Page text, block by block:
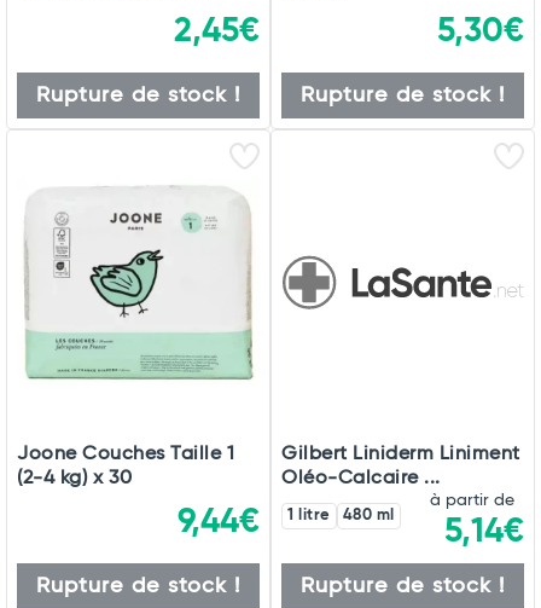
2,45€
Rupture de stock !
5,30€
Rupture de stock !
Joone Couches Taille 1
(2-4 kg) x 30
9,44€
Rupture de stock !
Gilbert Liniderm Liniment
Oléo-Calcaire ...
1 litre 480 ml
à partir de
5,14€
Rupture de stock !